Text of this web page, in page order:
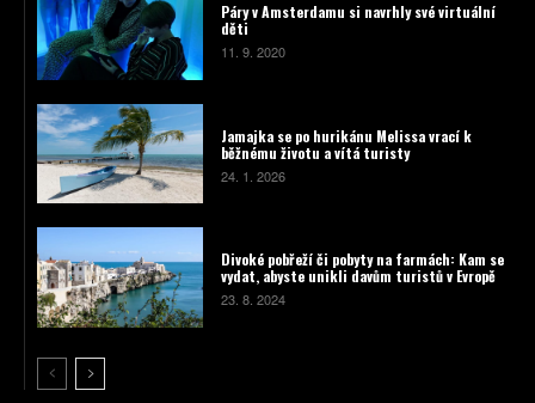
Páry v Amsterdamu si navrhly své virtuální
děti
11. 9. 2020
Jamajka se po hurikánu Melissa vrací k
běžnému životu a vítá turisty
24. 1. 2026
Divoké pobřeží či pobyty na farmách: Kam se
vydat, abyste unikli davům turistů v Evropě
23. 8. 2024